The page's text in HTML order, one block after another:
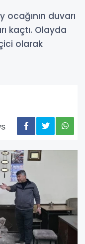
ocağının duvarı
kaçtı. Olayda
olarak